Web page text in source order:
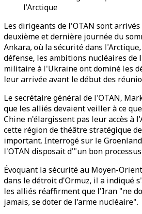
l'Arctique
Les dirigeants de l'OTAN sont
deuxième et dernière journée du
Ankara, où la sécurité dans
défense, les ambitions nucléaires
militaire à l'Ukraine ont dominé les
leur arrivée avant le début des
Le secrétaire général de l'OTAN,
que les alliés devaient veiller à ce
Chine n'élargissent pas leur accès à
cette région de théâtre stratégique
important. Interrogé sur le
l'OTAN disposait d'"un bon
Évoquant la sécurité au Moyen-
dans le détroit d'Ormuz, il a indiqué
les alliés réaffirment que l'Iran "ne
jamais, se doter de l'arme nucléaire".